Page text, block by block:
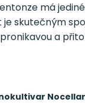
má
skutečným
a